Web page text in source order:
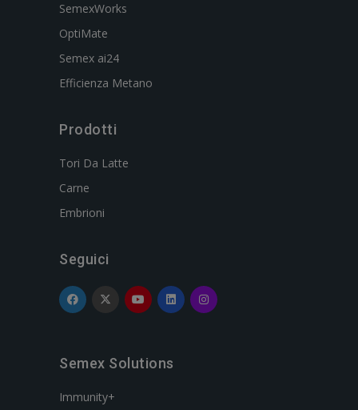
SemexWorks
OptiMate
Semex ai24
Efficienza Metano
Prodotti
Tori Da Latte
Carne
Embrioni
Seguici
Semex Solutions
Immunity+